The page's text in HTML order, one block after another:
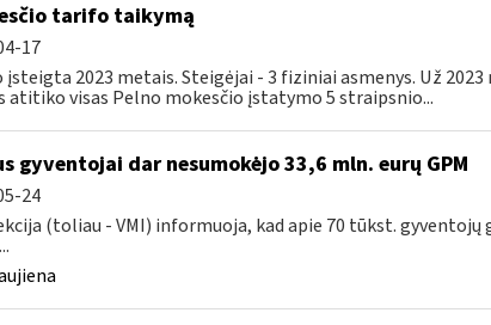
tarifo taikymą
17
įsteigta 2023 metais. Steigėjai - 3 fiziniai asmenys. Už
atitiko visas Pelno mokesčio įstatymo 5 straipsnio...
gyventojai dar nesumokėjo 33,6 mln. eurų GPM
24
(toliau - VMI) informuoja, kad apie 70 tūkst. gyventojų